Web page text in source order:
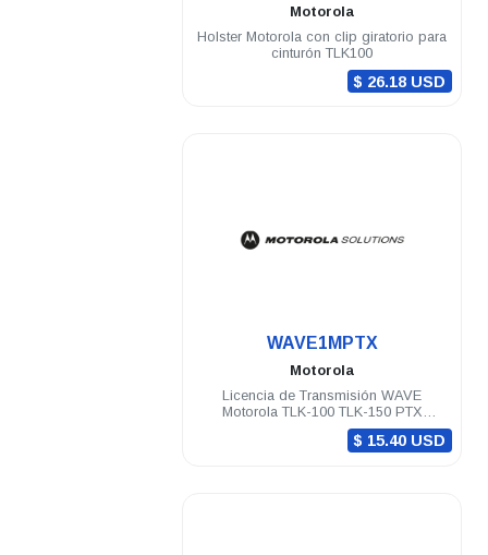
Motorola
Holster Motorola con clip giratorio para
cinturón TLK100
$ 26.18 USD
WAVE1MPTX
Motorola
Licencia de Transmisión WAVE
Motorola TLK-100 TLK-150 PTX
Vigencia 1 mes
$ 15.40 USD